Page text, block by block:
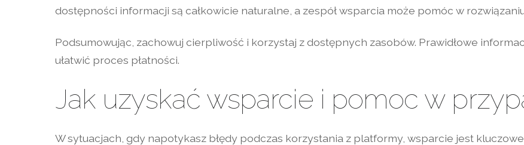
dostępności informacji są całkowicie naturalne, a zespół wsparcia może pomóc w
Podsumowując, zachowuj cierpliwość i korzystaj z dostępnych zasobów. Prawidłowe
ułatwić proces płatności.
Jak uzyskać wsparcie i pomoc w
W sytuacjach, gdy napotykasz błędy podczas korzystania z platformy, wsparcie jest